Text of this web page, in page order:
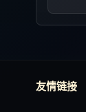
友情链接